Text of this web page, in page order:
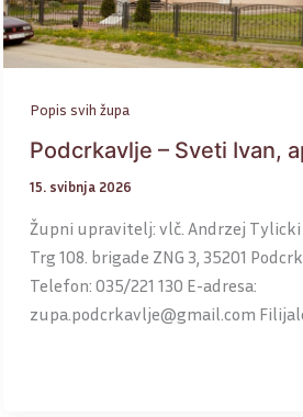
Popis svih župa
Podcrkavlje – Sveti Ivan,
15. svibnja 2026
Župni upravitelj: vlč. Andrzej Tylicki
Trg 108. brigade ZNG 3, 35201
Telefon: 035/221 130 E-adresa:
zupa.podcrkavlje@gmail.com